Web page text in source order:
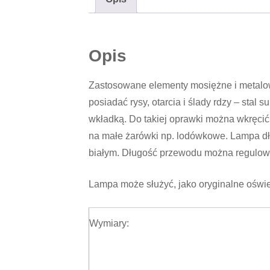
Opis
Zastosowane elementy mosiężne i
posiadać rysy, otarcia i ślady rdzy – stal
wkładką. Do takiej oprawki można
na małe żarówki np. lodówkowe. Lampa
białym. Długość przewodu można
Lampa może służyć, jako oryginalne
Wymiary: